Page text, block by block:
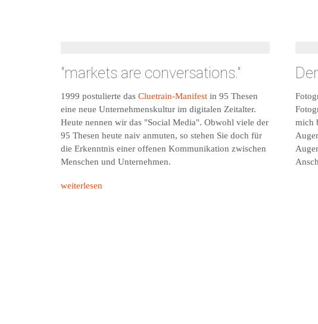
"markets are conversations."
1999 postulierte das Cluetrain-Manifest in 95 Thesen
eine neue Unternehmenskultur im digitalen Zeitalter.
Heute nennen wir das "Social Media". Obwohl viele der
95 Thesen heute naiv anmuten, so stehen Sie doch für
die Erkenntnis einer offenen Kommunikation zwischen
Menschen und Unternehmen.
weiterlesen
mich